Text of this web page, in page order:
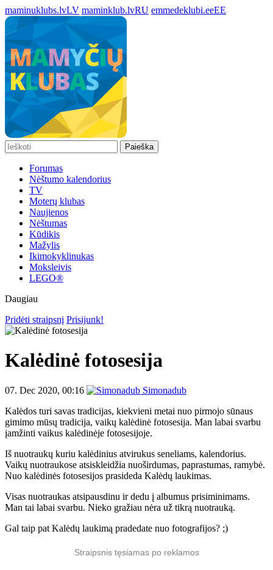
maminuklubs.lvLV maminklub.lvRU emmedeklubi.eeEE
Paieška
Forumas
Nėštumo kalendorius
TV
Moterų klubas
Naujienos
Nėštumas
Kūdikis
Mažylis
Ikimokyklinukas
Moksleivis
LEGO®
Daugiau
Pridėti straipsnį Prisijunk!
Kalėdinė fotosesija
07. Dec 2020, 00:16
Simonadub
Kalėdos turi savas tradicijas, kiekvieni metai nuo pirmojo sūnaus
gimimo mūsų tradicija, vaikų kalėdinė fotosesija. Man labai svarbu
įamžinti vaikus kalėdinėje fotosesijoje.
Iš nuotraukų kuriu kalėdinius atvirukus seneliams, kalendorius.
Vaikų nuotraukose atsiskleidžia nuoširdumas, paprastumas, ramybė.
Nuo kalėdinės fotosesijos prasideda Kalėdų laukimas.
Visas nuotraukas atsipausdinu ir dedu į albumus prisiminimams.
Man tai labai svarbu. Nieko gražiau nėra už tikrą nuotrauką.
Gal taip pat Kalėdų laukimą pradedate nuo fotografijos? ;)
Straipsnis tęsiamas po reklamos